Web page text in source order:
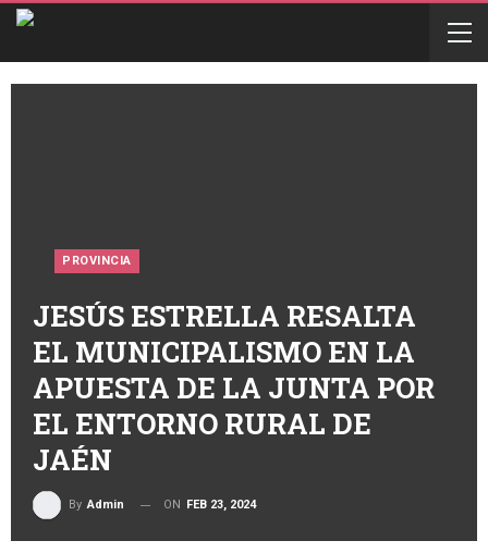
PROVINCIA
JESÚS ESTRELLA RESALTA
EL MUNICIPALISMO EN LA
APUESTA DE LA JUNTA POR
EL ENTORNO RURAL DE
JAÉN
By Admin ON FEB 23, 2024